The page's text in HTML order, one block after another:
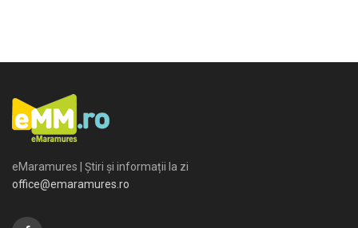
eMaramures | Știri și informații la zi
office@emaramures.ro